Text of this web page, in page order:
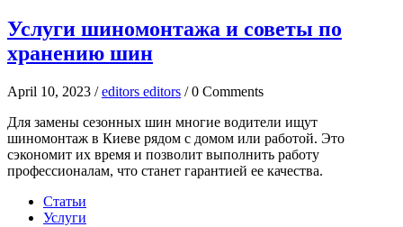
Услуги шиномонтажа и советы по
хранению шин
April 10, 2023 /editors editors / 0 Comments
Для замены сезонных шин многие водители ищут
шиномонтаж в Киеве рядом с домом или работой. Это
сэкономит их время и позволит выполнить работу
профессионалам, что станет гарантией ее качества.
Статьи
Услуги